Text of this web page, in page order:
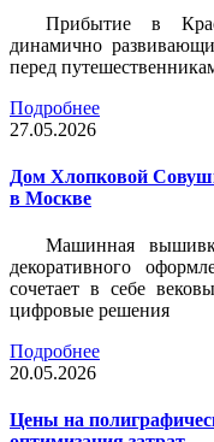
Прибытие в
динамично
перед
Подробнее
27.05.2026
Дом Хлопковой
в Москве
Машинная
декоративного
сочетает в себе
цифровые решения
Подробнее
20.05.2026
Цены на